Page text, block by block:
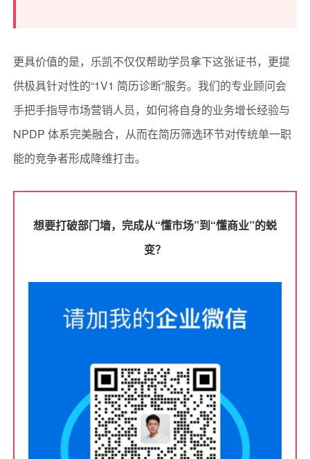
更具价值的是，乐凯不仅仅帮助学员拿下这张证书，更提
供极具针对性的“1V1 简历诊断”服务。我们的专业顾问会
手把手指导市场营销人员，如何将自身的业务增长经验与
NPDP 体系完美融合，从而在简历筛选环节对传统单一职
能的竞争者形成降维打击。
想要打破部门墙，完成从“懂市场”到“懂商业”的蜕
变？